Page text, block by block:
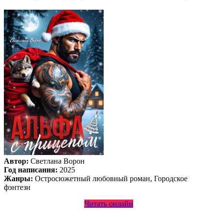
Автор: Светлана Ворон
Год написания: 2025
Жанры: Остросюжетный любовный роман, Городское
фэнтези
Читать онлайн